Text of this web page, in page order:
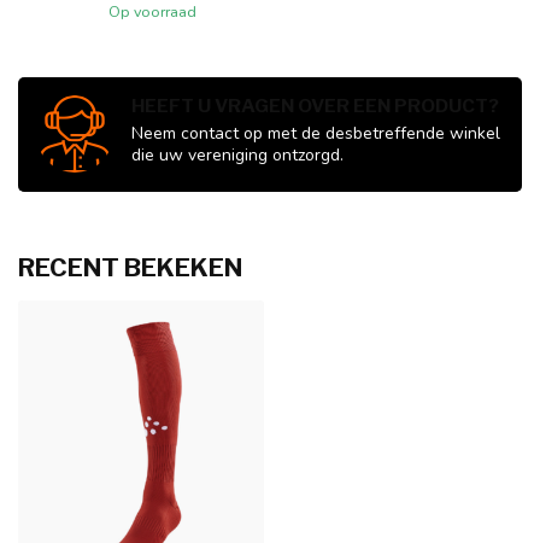
Op voorraad
Neem contact op met de desbetreffende winkel
die uw vereniging ontzorgd.
RECENT BEKEKEN